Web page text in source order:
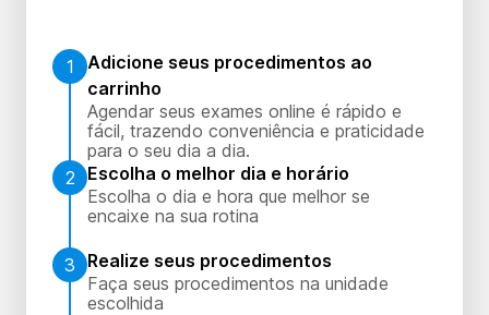
1
Adicione seus procedimentos ao
carrinho
Agendar seus exames online é rápido e
fácil, trazendo conveniência e praticidade
para o seu dia a dia.
2
Escolha o melhor dia e horário
Escolha o dia e hora que melhor se
encaixe na sua rotina
3
Realize seus procedimentos
Faça seus procedimentos na unidade
escolhida